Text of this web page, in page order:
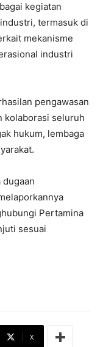
kegiatan
termasuk di
mekanisme
industri
pengawasan
kolaborasi seluruh
hukum, lembaga
dugaan
Pertamina
sesuai
X